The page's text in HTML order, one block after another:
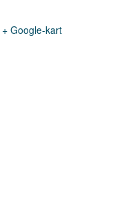
+ Google-kart